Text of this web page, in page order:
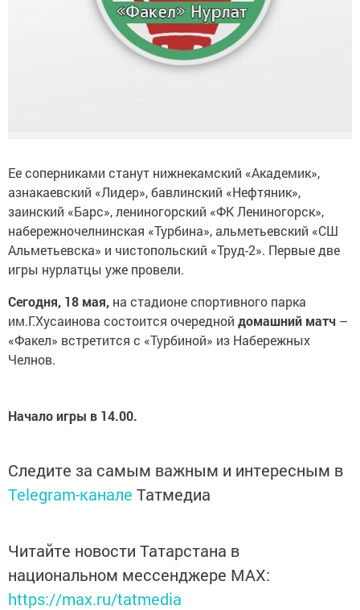
Ее соперниками станут нижнекамский «Академик»,
азнакаевский «Лидер», бавлинский «Нефтяник»,
заинский «Барс», лениногорский «ФК Лениногорск»,
набережночелнинская «Турбина», альметьевский «СШ
Альметьевска» и чистопольский «Труд-2». Первые две
игры нурлатцы уже провели.
Сегодня, 18 мая, на стадионе спортивного парка
им.Г.Хусаинова состоится очередной домашний матч –
«Факел» встретится с «Турбиной» из Набережных
Челнов.
Начало игры в 14.00.
Следите за самым важным и интересным в
Telegram-канале Татмедиа
Читайте новости Татарстана в
национальном мессенджере MАХ:
https://max.ru/tatmedia